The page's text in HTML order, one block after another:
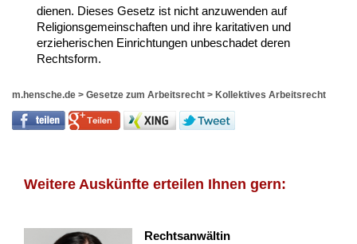
dienen. Dieses Gesetz ist nicht anzuwenden auf
Religionsgemeinschaften und ihre karitativen und
erzieherischen Einrichtungen unbeschadet deren
Rechtsform.
m.hensche.de > Gesetze zum Arbeitsrecht > Kollektives Arbeitsrecht
Weitere Auskünfte erteilen Ihnen gern:
Rechtsanwältin